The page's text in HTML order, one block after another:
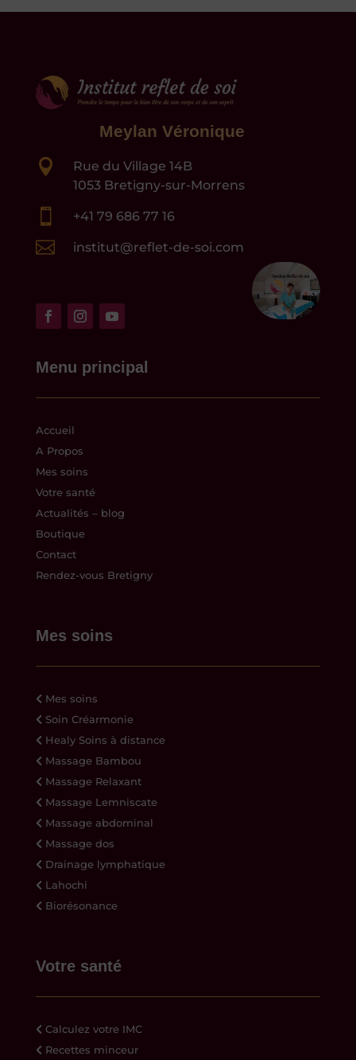
Meylan Véronique

Rue du Village 14B
1053 Bretigny-sur-Morrens
 +41 79 686 77 16
 institut@reflet-de-soi.com
Menu principal
Accueil
A Propos
Mes soins
Votre santé
Actualités – blog
Boutique
Contact
Rendez-vous Bretigny
Mes soins
Mes soins
Soin Créarmonie
Healy Soins à distance
Massage Bambou
Massage Relaxant
Massage Lemniscate
Massage abdominal
Massage dos
Drainage lymphatique
Lahochi
Biorésonance
Votre santé
Calculez votre IMC
Recettes minceur